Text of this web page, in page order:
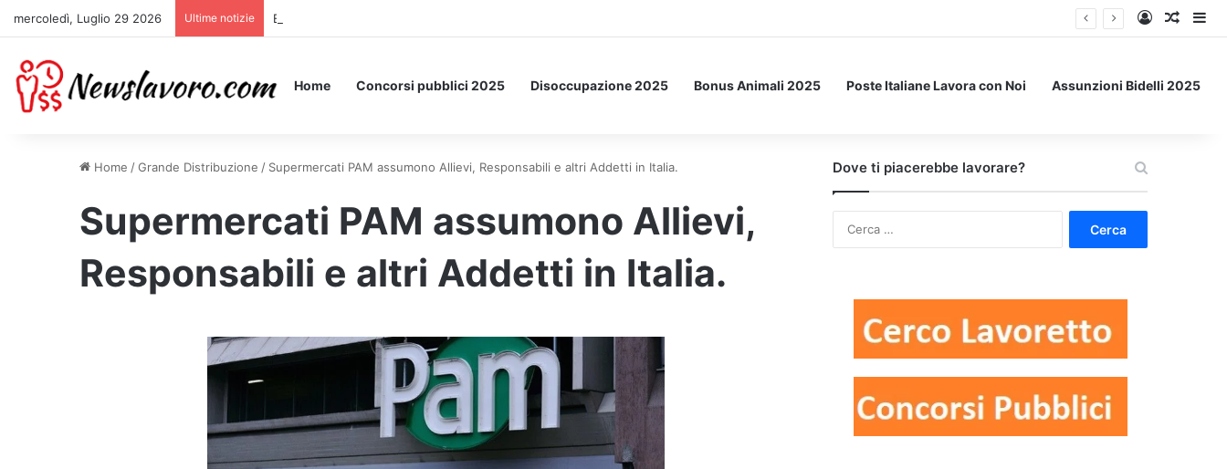
mercoledì, Luglio 29 2026 Ultime notizie Essere Pagati per Stare a Letto: ecco l’esperimento spaziale. Accedi
Un
Home Concorsi pubblici 2025 Disoccupazione 2025 Bonus Animali 2025 Poste Italiane Lavora con Noi Assunzioni Bidelli 2025
Home /Grande Distribuzione / Supermercati PAM assumono Allievi, Responsabili e altri Addetti in Italia.
Supermercati PAM assumono Allievi,
Responsabili e altri Addetti in Italia.
Dove ti piacerebbe lavorare?